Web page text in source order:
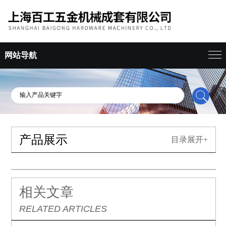
网站导航
产品展示 目录展开+
相关文章
RELATED ARTICLES